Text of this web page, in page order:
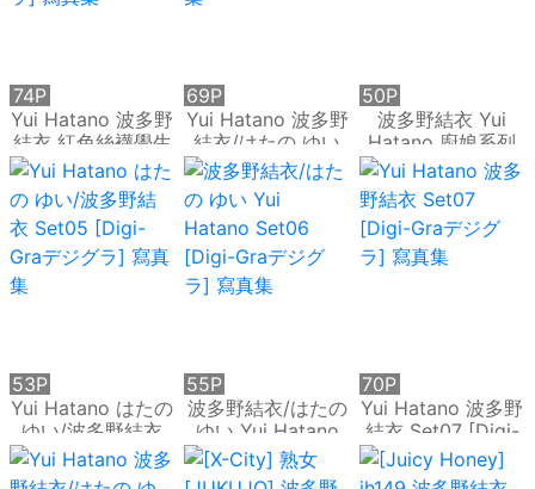
Yui Hatano 波多野
結衣 紅色絲襪學生
制服 Set02 [Digi-
Graデジグラ] 寫真
集
74P
Yui Hatano 波多野
結衣/はたの ゆい
Set04 [Digi-Graデ
ジグラ] 寫真集
69P
波多野結衣 Yui
Hatano 廚娘系列
Set03 [Digi-Graデ
ジグラ] 寫真集
50P
Yui Hatano はたの
ゆい/波多野結衣
Set05 [Digi-Graデ
ジグラ] 寫真集
53P
波多野結衣/はたの
ゆい Yui Hatano
Set06 [Digi-Graデ
ジグラ] 寫真集
55P
Yui Hatano 波多野
結衣 Set07 [Digi-
Graデジグラ] 寫真
集
70P